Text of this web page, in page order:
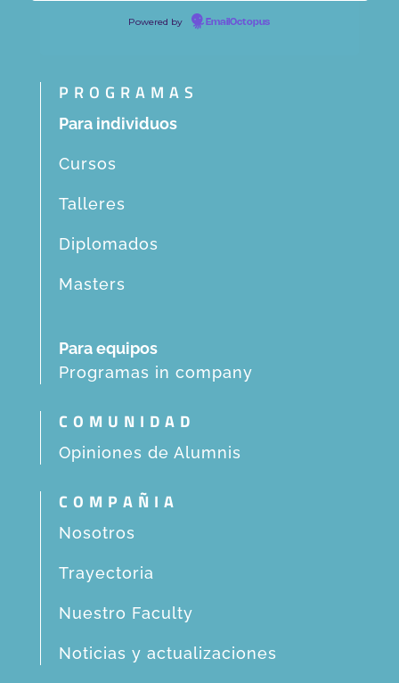
Powered by EmailOctopus
PROGRAMAS
Para individuos
Cursos
Talleres
Diplomados
Masters
Para equipos
Programas in company
COMUNIDAD
Opiniones de Alumnis
COMPAÑIA
Nosotros
Trayectoria
Nuestro Faculty
Noticias y actualizaciones